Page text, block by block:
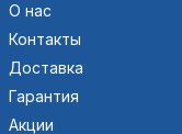
О нас
Контакты
Доставка
Гарантия
Акции